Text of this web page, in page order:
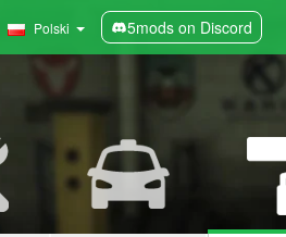
Polski 5mods on Discord